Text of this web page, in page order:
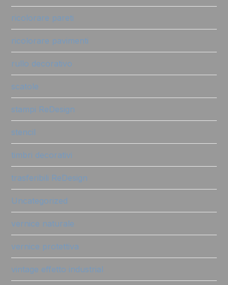
ricolorare pareti
ricolorare pavimenti
rullo decorativo
scatole
stampi ReDesign
stencil
timbri decorativi
trasferibili ReDesign
Uncategorized
vernice naturale
vernice protettiva
vintage effetto industrial